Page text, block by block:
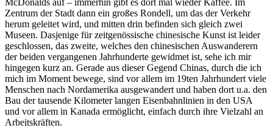
Zentrum der Stadt dann ein großes Rondell, um das der Verkehr
herum geleitet wird, und mitten drin befinden sich gleich zwei
Museen. Dasjenige für zeitgenössische chinesische Kunst ist leider
geschlossen, das zweite, welches den chinesischen Auswanderern
der beiden vergangenen Jahrhunderte gewidmet ist, sehe ich mir
hingegen kurz an. Gerade aus dieser Gegend Chinas, durch die ich
mich im Moment bewege, sind vor allem im 19ten Jahrhundert viele
Menschen nach Nordamerika ausgewandert und haben dort u.a. den
Bau der tausende Kilometer langen Eisenbahnlinien in den USA
und vor allem in Kanada ermöglicht, einfach durch ihre Vielzahl an
Arbeitskräften.